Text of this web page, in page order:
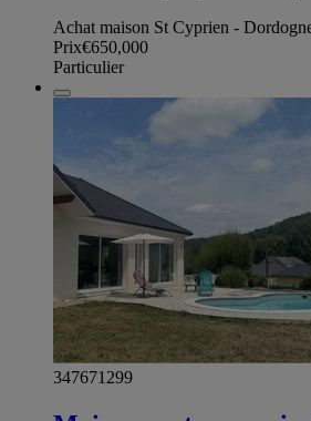
Achat maison St Cyprien -
Prix€650,000
Particulier
347671299